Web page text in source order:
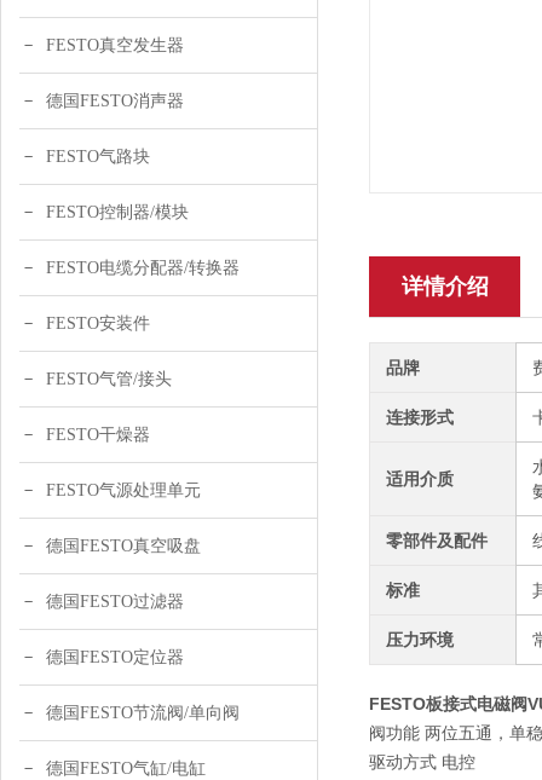
FESTO真空发生器
德国FESTO消声器
FESTO气路块
FESTO控制器/模块
FESTO电缆分配器/转换器
FESTO安装件
FESTO气管/接头
FESTO干燥器
FESTO气源处理单元
德国FESTO真空吸盘
德国FESTO过滤器
德国FESTO定位器
德国FESTO节流阀/单向阀
德国FESTO气缸/电缸
详情介绍
品牌
连接形式
适用介质
零部件及配件
标准
压力环境
FESTO板接式电磁阀
阀功能 两位五通，单
驱动方式 电控